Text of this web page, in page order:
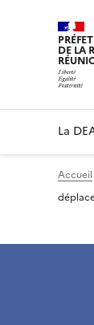
PRÉFET
DE LA
La
Accueil